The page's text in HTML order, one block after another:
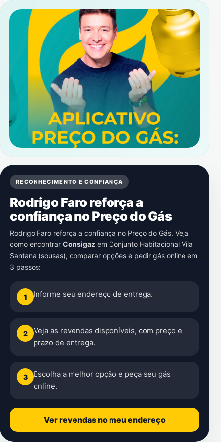
RECONHECIMENTO E CONFIANÇA
Rodrigo Faro reforça a
confiança no Preço do Gás
Rodrigo Faro reforça a confiança no Preço do Gás. Veja
como encontrar Consigaz em Conjunto Habitacional Vila
Santana (sousas), comparar opções e pedir gás online em
3 passos:
1 Informe seu endereço de entrega.
2
Veja as revendas disponíveis, com preço e
prazo de entrega.
3
Escolha a melhor opção e peça seu gás
online.
Ver revendas no meu endereço